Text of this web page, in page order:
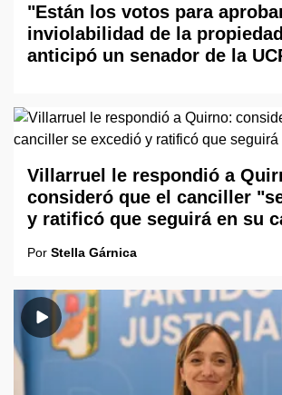
"Están los votos para
inviolabilidad de la
anticipó un senador de la
Villarruel le respondió a
consideró que el canciller
y ratificó que seguirá en su
Por Stella Gárnica